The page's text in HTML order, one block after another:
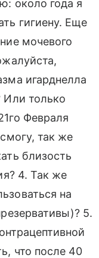
около года я
гигиену. Еще
мочевого
игарднелла
Или только
Февраля
так же
близость
4. Так же
на
5.
что после 40